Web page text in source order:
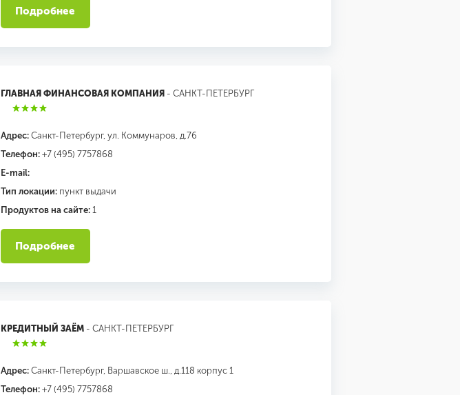
Подробнее
ГЛАВНАЯ ФИНАНСОВАЯ КОМПАНИЯ - САНКТ-ПЕТЕРБУРГ
Адрес: Санкт-Петербург, ул. Коммунаров, д.76
Телефон: +7 (495) 7757868
E-mail:
Тип локации: пункт выдачи
Продуктов на сайте: 1
Подробнее
КРЕДИТНЫЙ ЗАЁМ- САНКТ-ПЕТЕРБУРГ
Адрес: Санкт-Петербург, Варшавское ш., д.118 корпус 1
Телефон: +7 (495) 7757868